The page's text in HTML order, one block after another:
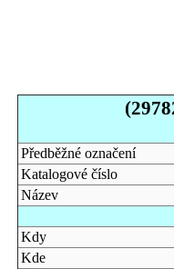
Předběžné označení
Katalogové číslo
Název
Kdy
Kde